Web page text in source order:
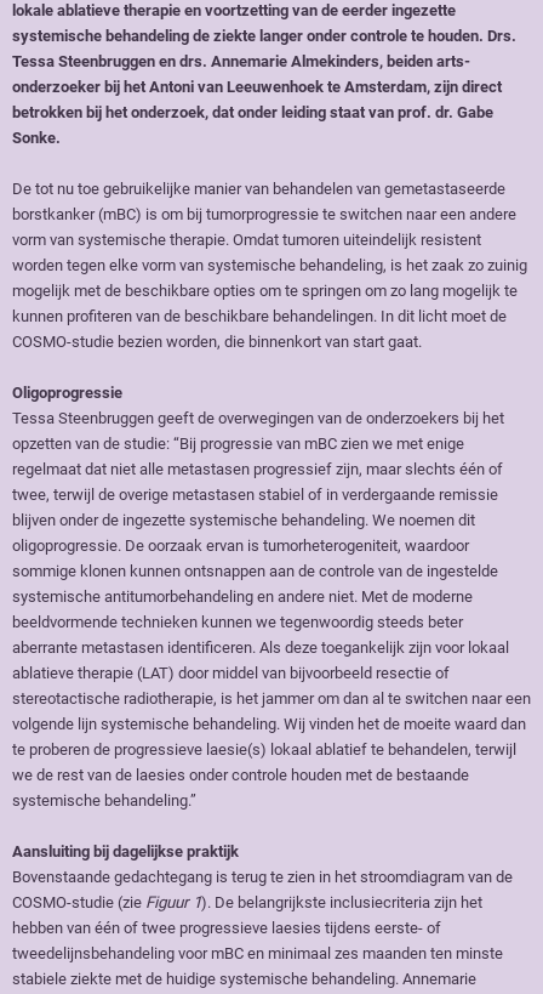
lokale ablatieve therapie en voortzetting van de eerder ingezette
systemische behandeling de ziekte langer onder controle te houden. Drs.
Tessa Steenbruggen en drs. Annemarie Almekinders, beiden arts-
onderzoeker bij het Antoni van Leeuwenhoek te Amsterdam, zijn direct
betrokken bij het onderzoek, dat onder leiding staat van prof. dr. Gabe
Sonke.
De tot nu toe gebruikelijke manier van behandelen van gemetastaseerde
borstkanker (mBC) is om bij tumorprogressie te switchen naar een andere
vorm van systemische therapie. Omdat tumoren uiteindelijk resistent
worden tegen elke vorm van systemische behandeling, is het zaak zo zuinig
mogelijk met de beschikbare opties om te springen om zo lang mogelijk te
kunnen profiteren van de beschikbare behandelingen. In dit licht moet de
COSMO-studie bezien worden, die binnenkort van start gaat.
Oligoprogressie
Tessa Steenbruggen geeft de overwegingen van de onderzoekers bij het
opzetten van de studie: “Bij progressie van mBC zien we met enige
regelmaat dat niet alle metastasen progressief zijn, maar slechts één of
twee, terwijl de overige metastasen stabiel of in verdergaande remissie
blijven onder de ingezette systemische behandeling. We noemen dit
oligoprogressie. De oorzaak ervan is tumorheterogeniteit, waardoor
sommige klonen kunnen ontsnappen aan de controle van de ingestelde
systemische antitumorbehandeling en andere niet. Met de moderne
beeldvormende technieken kunnen we tegenwoordig steeds beter
aberrante metastasen identificeren. Als deze toegankelijk zijn voor lokaal
ablatieve therapie (LAT) door middel van bijvoorbeeld resectie of
stereotactische radiotherapie, is het jammer om dan al te switchen naar een
volgende lijn systemische behandeling. Wij vinden het de moeite waard dan
te proberen de progressieve laesie(s) lokaal ablatief te behandelen, terwijl
we de rest van de laesies onder controle houden met de bestaande
systemische behandeling.”
Aansluiting bij dagelijkse praktijk
Bovenstaande gedachtegang is terug te zien in het stroomdiagram van de
COSMO-studie (zie Figuur 1). De belangrijkste inclusiecriteria zijn het
hebben van één of twee progressieve laesies tijdens eerste- of
tweedelijnsbehandeling voor mBC en minimaal zes maanden ten minste
stabiele ziekte met de huidige systemische behandeling. Annemarie